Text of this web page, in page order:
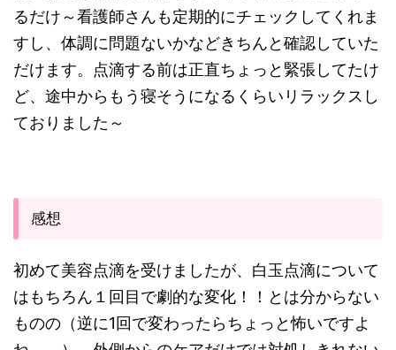
るだけ～看護師さんも定期的にチェックしてくれま
すし、体調に問題ないかなどきちんと確認していた
だけます。点滴する前は正直ちょっと緊張してたけ
ど、途中からもう寝そうになるくらいリラックスし
ておりました～
感想
初めて美容点滴を受けましたが、白玉点滴について
はもちろん１回目で劇的な変化！！とは分からない
ものの（逆に1回で変わったらちょっと怖いですよ